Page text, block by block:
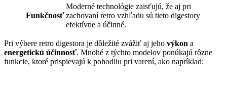
Funkčnosť
Moderné technológie zaisťujú, že aj pri
zachovaní retro vzhľadu sú tieto digestory
efektívne a účinné.
Pri výbere retro digestora je dôležité zvážiť aj jeho výkon a
energetickú účinnosť. Mnohé z týchto modelov ponúkajú rôzne
funkcie, ktoré prispievajú k pohodliu pri varení, ako napríklad: